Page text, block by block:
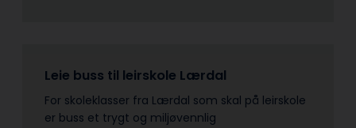
Leie buss til leirskole Lærdal
For skoleklasser fra Lærdal som skal på leirskole
er buss et trygt og miljøvennlig